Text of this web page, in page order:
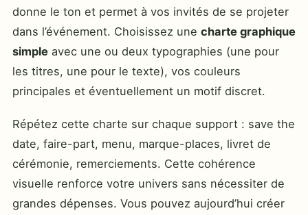
donne le ton et permet à vos invités de se projeter
dans l’événement. Choisissez une charte graphique
simple avec une ou deux typographies (une pour
les titres, une pour le texte), vos couleurs
principales et éventuellement un motif discret.
Répétez cette charte sur chaque support : save the
date, faire-part, menu, marque-places, livret de
cérémonie, remerciements. Cette cohérence
visuelle renforce votre univers sans nécessiter de
grandes dépenses. Vous pouvez aujourd’hui créer